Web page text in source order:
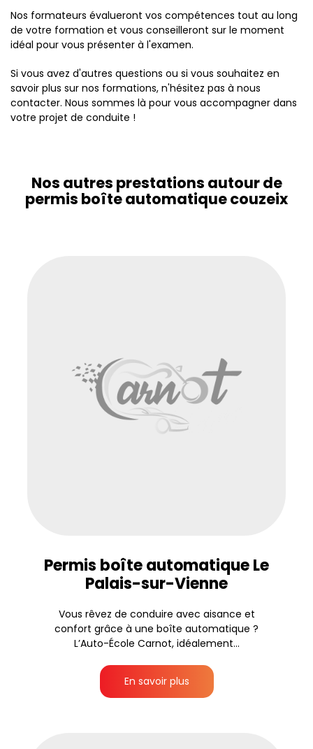
Nos formateurs évalueront vos compétences tout au long
de votre formation et vous conseilleront sur le moment
idéal pour vous présenter à l'examen.
Si vous avez d'autres questions ou si vous souhaitez en
savoir plus sur nos formations, n'hésitez pas à nous
contacter. Nous sommes là pour vous accompagner dans
votre projet de conduite !
Nos autres prestations autour de
permis boîte automatique couzeix
Permis boîte automatique Le
Palais-sur-Vienne
Vous rêvez de conduire avec aisance et
confort grâce à une boîte automatique ?
L’Auto-École Carnot, idéalement...
En savoir plus